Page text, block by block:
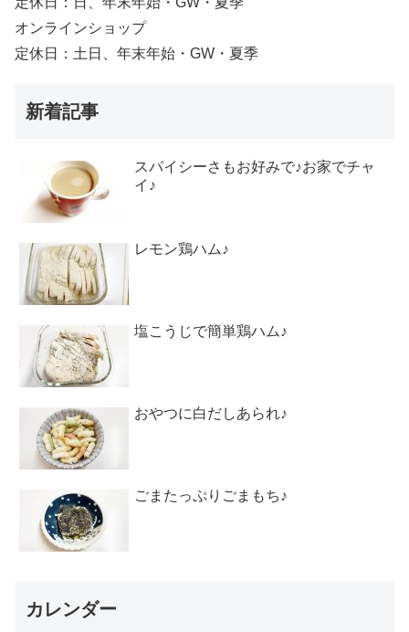
オンラインショップ
定休日：土日、年末年始・GW・夏季
新着記事
スパイシーさもお好みで♪お家でチャ
イ♪
レモン鶏ハム♪
塩こうじで簡単鶏ハム♪
おやつに白だしあられ♪
ごまたっぷりごまもち♪
カレンダー